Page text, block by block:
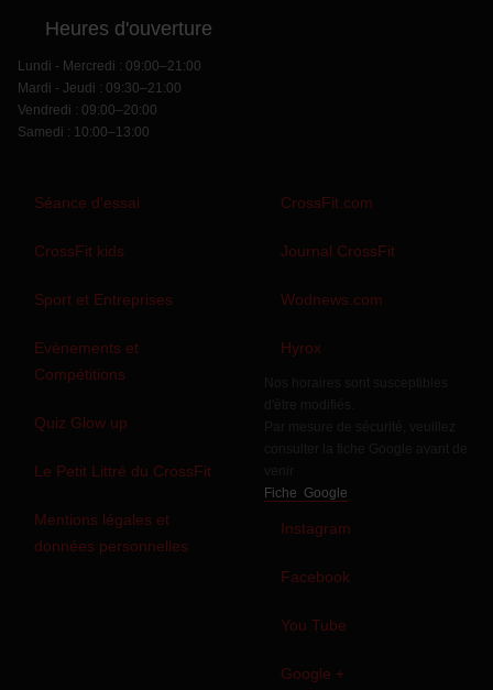
Heures d'ouverture
Lundi - Mercredi : 09:00–21:00
Mardi - Jeudi : 09:30–21:00
Vendredi : 09:00–20:00
Samedi : 10:00–13:00
Séance d'essai
CrossFit kids
Sport et Entreprises
Evènements et
Compétitions
Quiz Glow up
Le Petit Littré du CrossFit
Mentions légales et
données personnelles
CrossFit.com
Journal CrossFit
Wodnews.com
Hyrox
Fiche Google
Instagram
Facebook
You Tube
Google +